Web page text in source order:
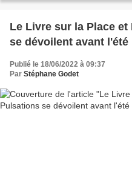
Le Livre sur la Place
se dévoilent avant l'été
Publié le 18/06/2022 à 09:37
Par Stéphane Godet